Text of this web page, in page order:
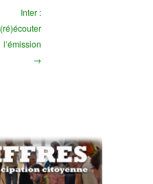
Inter :
(ré)écouter
l’émission
→